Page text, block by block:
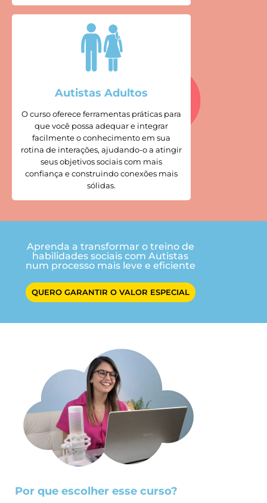
Autistas Adultos
O curso oferece ferramentas práticas para
que você possa adequar e integrar
facilmente o conhecimento em sua
rotina de interações, ajudando-o a atingir
seus objetivos sociais com mais
confiança e construindo conexões mais
sólidas.
Aprenda a transformar o treino de
habilidades sociais com Autistas
num processo mais leve e eficiente
QUERO GARANTIR O VALOR ESPECIAL
Por que escolher esse curso?